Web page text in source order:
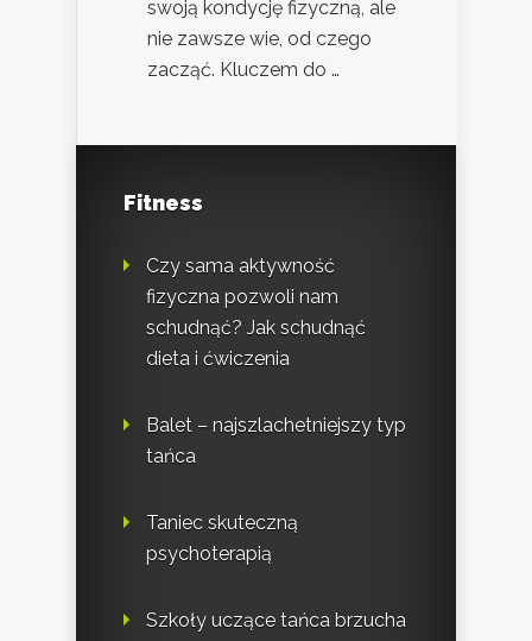
swoją kondycję fizyczną, ale
nie zawsze wie, od czego
zacząć. Kluczem do …
Fitness
Czy sama aktywność
fizyczna pozwoli nam
schudnąć? Jak schudnąć
dieta i ćwiczenia
Balet – najszlachetniejszy typ
tańca
Taniec skuteczną
psychoterapią
Szkoły uczące tańca brzucha